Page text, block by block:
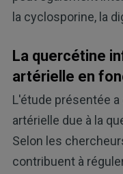
la cyclosporine, la
La quercétine
artérielle en
L'étude présentée
artérielle due à la
Selon les
contribuent à